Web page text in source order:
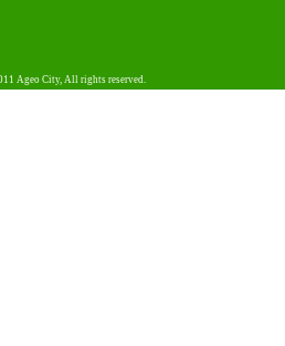
Ageo City, All rights reserved.